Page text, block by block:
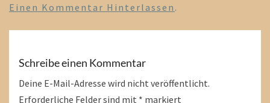
Einen Kommentar Hinterlassen .
Schreibe einen Kommentar
Deine E-Mail-Adresse wird nicht veröffentlicht.
Erforderliche Felder sind mit * markiert